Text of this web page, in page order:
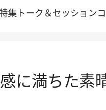
集 トーク＆セッション
に満ちた素